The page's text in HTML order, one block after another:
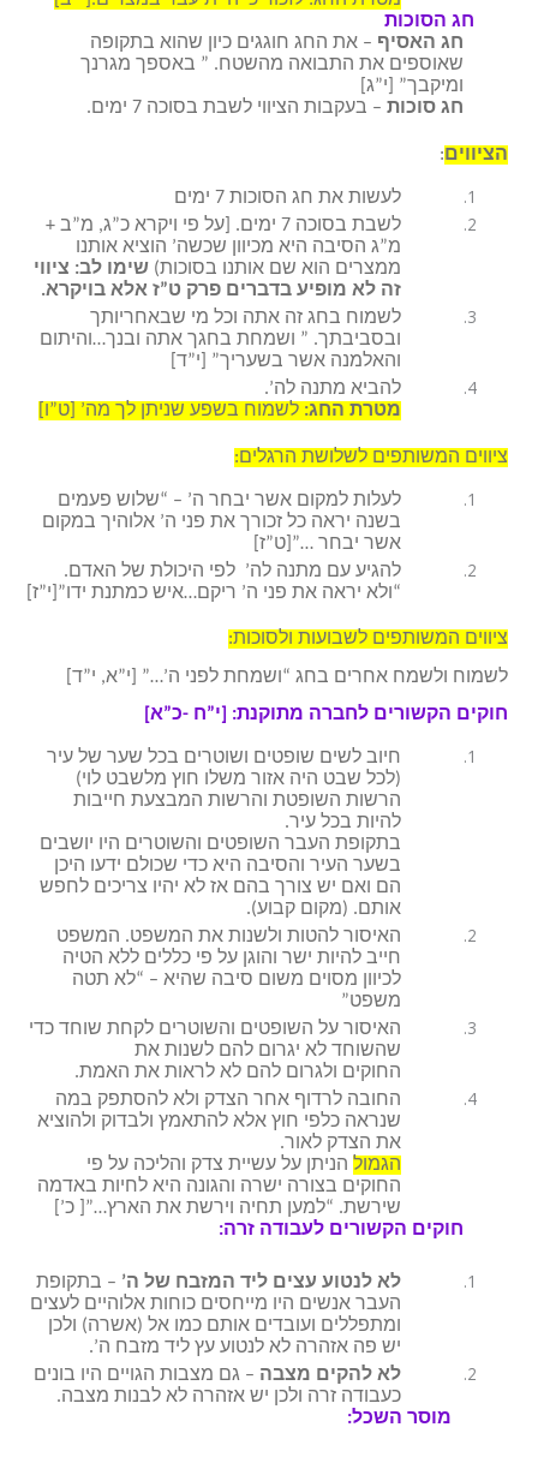
חג הסוכות
חג האסיף – את החג חוגגים כיון שהוא בתקופה
שאוספים את התבואה מהשטח. ” באספך מגרנך
ומיקבך” [י”ג]
חג סוכות – בעקבות הציווי לשבת בסוכה 7 ימים.
הציווים :
לעשות את חג הסוכות 7 ימים
לשבת בסוכה 7 ימים. [על פי ויקרא כ”ג, מ”ב +
מ”ג הסיבה היא מכיוון שכשה’ הוציא אותנו
ממצרים הוא שם אותנו בסוכות) שימו לב: ציווי
זה לא מופיע בדברים פרק ט”ז אלא בויקרא.
לשמוח בחג זה אתה וכל מי שבאחריותך
ובסביבתך. ” ושמחת בחגך אתה ובנך…והיתום
והאלמנה אשר בשעריך” [י”ד]
להביא מתנה לה’.
מטרת החג: לשמוח בשפע שניתן לך מה’ [ט”ו]
ציווים המשותפים לשלושת הרגלים:
לעלות למקום אשר יבחר ה’ – “שלוש פעמים
בשנה יראה כל זכורך את פני ה’ אלוהיך במקום
אשר יבחר …”[ט”ז]
להגיע עם מתנה לה’ לפי היכולת של האדם.
“ולא יראה את פני ה’ ריקם…איש כמתנת ידו”[י”ז]
ציווים המשותפים לשבועות ולסוכות:
לשמוח ולשמח אחרים בחג “ושמחת לפני ה’…” [י”א, י”ד]
חוקים הקשורים לחברה מתוקנת: [י”ח -כ”א]
חיוב לשים שופטים ושוטרים בכל שער של עיר
(לכל שבט היה אזור משלו חוץ מלשבט לוי)
הרשות השופטת והרשות המבצעת חייבות
להיות בכל עיר.
בתקופת העבר השופטים והשוטרים היו יושבים
בשער העיר והסיבה היא כדי שכולם ידעו היכן
הם ואם יש צורך בהם אז לא יהיו צריכים לחפש
אותם. (מקום קבוע).
האיסור להטות ולשנות את המשפט. המשפט
חייב להיות ישר והוגן על פי כללים ללא הטיה
לכיוון מסוים משום סיבה שהיא – “לא תטה
משפט”
האיסור על השופטים והשוטרים לקחת שוחד כדי
שהשוחד לא יגרום להם לשנות את
החוקים ולגרום להם לא לראות את האמת.
החובה לרדוף אחר הצדק ולא להסתפק במה
שנראה כלפי חוץ אלא להתאמץ ולבדוק ולהוציא
את הצדק לאור.
הגמול הניתן על עשיית צדק והליכה על פי
החוקים בצורה ישרה והגונה היא לחיות באדמה
שירשת. “למען תחיה וירשת את הארץ…”[ כ’]
חוקים הקשורים לעבודה זרה:
לא לנטוע עצים ליד המזבח של ה’ – בתקופת
העבר אנשים היו מייחסים כוחות אלוהיים לעצים
ומתפללים ועובדים אותם כמו אל (אשרה) ולכן
יש פה אזהרה לא לנטוע עץ ליד מזבח ה’.
לא להקים מצבה – גם מצבות הגויים היו בונים
כעבודה זרה ולכן יש אזהרה לא לבנות מצבה.
מוסר השכל: